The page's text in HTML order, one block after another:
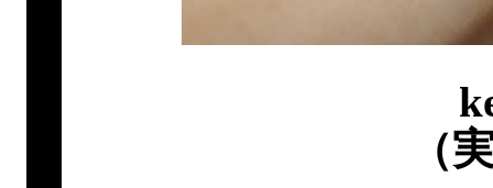
（